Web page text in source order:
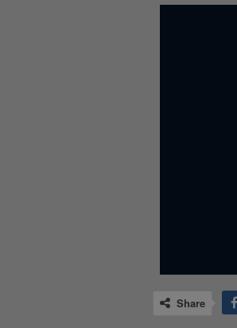
Share